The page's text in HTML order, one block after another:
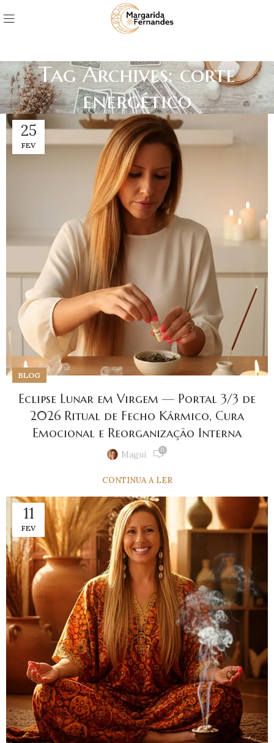
Tag Archives: corte
energético
25
FEV
BLOG
Eclipse Lunar em Virgem — Portal 3/3 de
2026 Ritual de Fecho Kármico, Cura
Emocional e Reorganização Interna
Magui 0
CONTINUA A LER
11
FEV